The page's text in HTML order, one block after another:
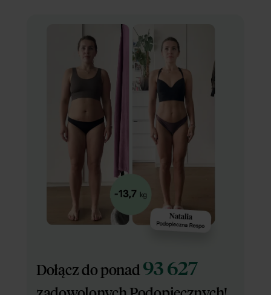
Dołącz do ponad93 627